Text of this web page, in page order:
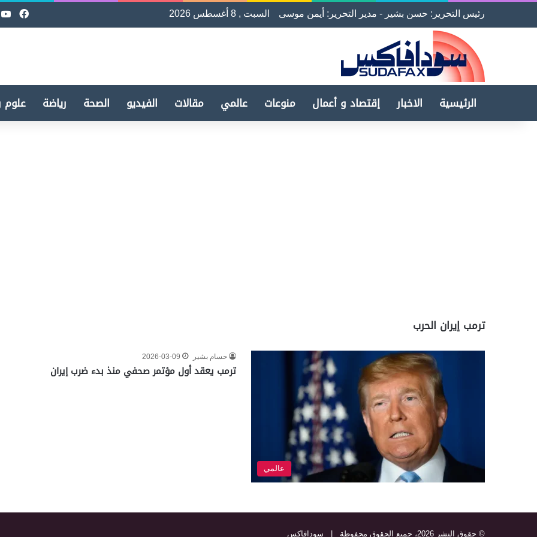
رئيس التحرير: حسن بشير - مدير التحرير: أيمن موسى السبت , 8 أغسطس 2026
الرئيسية الاخبار إقتصاد و أعمال منوعات عالمي مقالات الفيديو الصحة رياضة علوم
ترمب إيران الحرب
عالمي
حسام بشير 2026-03-09
ترمب يعقد أول مؤتمر صحفي منذ بدء ضرب إيران
© حقوق النشر 2026، جميع الحقوق محفوظة | سودافاكس